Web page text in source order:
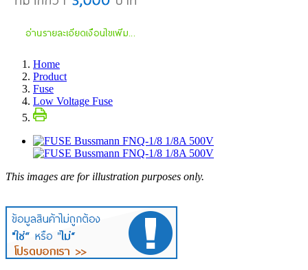
Home
Product
Fuse
Low Voltage Fuse
This images are for illustration purposes only.